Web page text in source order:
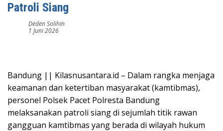
Patroli Siang
Deden Solihin
1 Juni 2026
Bandung || Kilasnusantara.id – Dalam rangka menjaga
keamanan dan ketertiban masyarakat (kamtibmas),
personel Polsek Pacet Polresta Bandung
melaksanakan patroli siang di sejumlah titik rawan
gangguan kamtibmas yang berada di wilayah hukum